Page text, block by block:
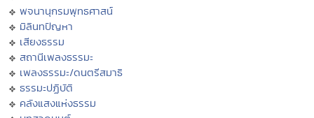
พจนานุกรมพุทธศาสน์
มิลินทปัญหา
เสียงธรรม
สถานีเพลงธรรมะ
เพลงธรรมะ/ดนตรีสมาธิ
ธรรมะปฏิบัติ
คลังแสงแห่งธรรม